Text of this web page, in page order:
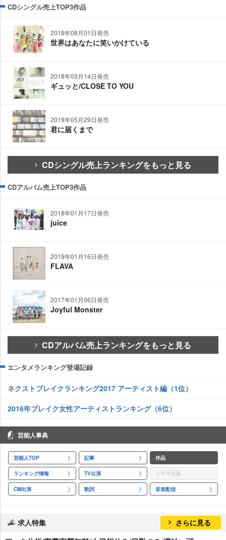
CDシングル売上TOP3作品
2018年08月01日発売
世界はあなたに笑いかけている
2018年03月14日発売
ギュッと/CLOSE TO YOU
2019年05月29日発売
君に届くまで
CDシングル売上ランキングをもっと見る
CDアルバム売上TOP3作品
2018年01月17日発売
juice
2019年01月16日発売
FLAVA
2017年01月06日発売
Joyful Monster
CDアルバム売上ランキングをもっと見る
エンタメランキング登場記録
ネクストブレイクランキング2017 アーティスト編（1位）
2016年ブレイク女性アーティストランキング（6位）
芸能人事典
芸能人TOP 記事 作品
ランキング情報 TV出演 ドラマ出演
CM出演 歌詞 音楽配信
求人特集 さらに見る